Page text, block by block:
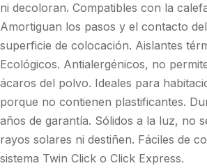
ni decoloran. Compatibles con la
Amortiguan los pasos y el contacto
superficie de colocación. Aislantes
Ecológicos. Antialergénicos, no
ácaros del polvo. Ideales para
porque no contienen plastificantes.
años de garantía. Sólidos a la luz, no
rayos solares ni destiñen. Fáciles de
sistema Twin Click o Click Express.